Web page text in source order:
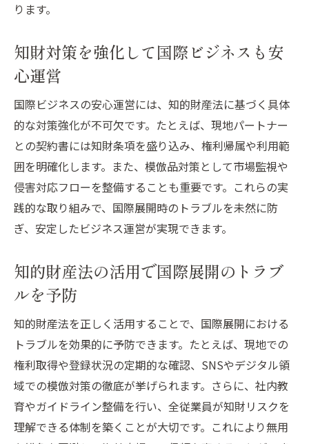
ります。
知財対策を強化して国際ビジネスも安
心運営
国際ビジネスの安心運営には、知的財産法に基づく具体
的な対策強化が不可欠です。たとえば、現地パートナー
との契約書には知財条項を盛り込み、権利帰属や利用範
囲を明確化します。また、模倣品対策として市場監視や
侵害対応フローを整備することも重要です。これらの実
践的な取り組みで、国際展開時のトラブルを未然に防
ぎ、安定したビジネス運営が実現できます。
知的財産法の活用で国際展開のトラブ
ルを予防
知的財産法を正しく活用することで、国際展開における
トラブルを効果的に予防できます。たとえば、現地での
権利取得や登録状況の定期的な確認、SNSやデジタル領
域での模倣対策の徹底が挙げられます。さらに、社内教
育やガイドライン整備を行い、全従業員が知財リスクを
理解できる体制を築くことが大切です。これにより無用